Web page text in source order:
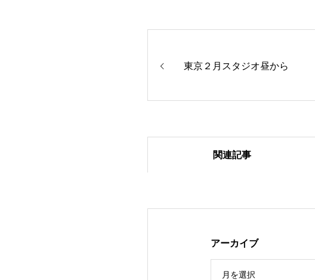
東京２月スタジオ昼から
関連記事
アーカイブ
月を選択